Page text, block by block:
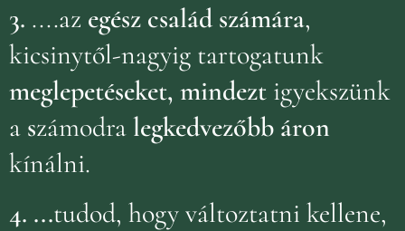
3. ....az egész család számára,
kicsinytől-nagyig tartogatunk
meglepetéseket, mindezt igyekszünk
a számodralegkedvezőbb áron
kínálni.
4. ...tudod, hogy változtatni kellene,